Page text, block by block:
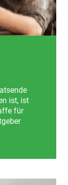
ist, ist
für